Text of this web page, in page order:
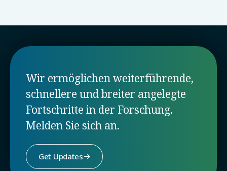
Wir ermöglichen weiterführende,
schnellere und breiter angelegte
Fortschritte in der Forschung.
Melden Sie sich an.
Get Updates